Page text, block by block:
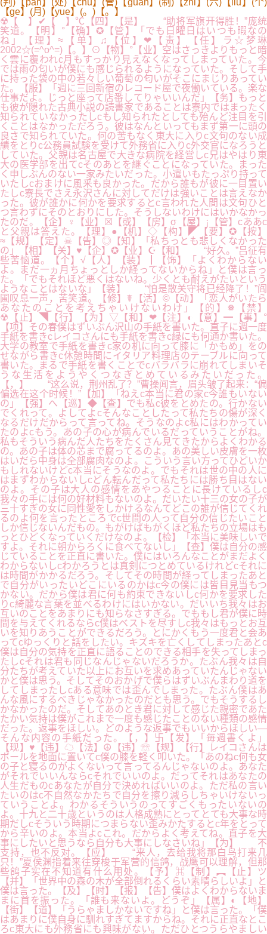
(判)【pan】(处)【chu】(管)【guan】(制)【zhi】(六)【liu】(个)
【ge】(月)【yue】(。)【。】
☢【 】✔【 】℃【四】【是】 “助将军旗开得胜！”庞统
笑道。【明】°【确】✪【管】「でも日曜日はいつも暇なの
ね」【理】≈【单】♫【位】❤【责】【任】ラ☆梦琳
2002☆(=^o^=)【。】⊙【物】°【业】空はさっきよりもっと暗
く雲に覆われc月もすっかり見えなくなってしまっていた。今
では雨の匂いが僕にも感じられるようになっていた。そして手
に持った袋の中の若々しい葡萄の匂いがそこにまじりあってい
た。【服】「週に三回新宿のレコード屋で夜働いている。楽な
仕事だよ。じっと座って店番してりゃいいんだ」【务】もっと
も彼が隠れた古典小説の読書家であることは寮内ではまったく
知られていなかったしcもし知られたとしても殆んど注目を引
くことはなかっただろう。彼はなんといってもまず第一に頭の
良さで知られていた。何の苦もなく東大に入りc文句のない成
績をとりc公務員試験を受けて外務省に入りc外交官になろうと
していた。父親は名古屋で大きな病院を経営しc兄はやはり東
大の医学部を出てcそのあとを継ぐことになっていた。まった
く申しぶんのない一家みたいだった。小遣いもたっぷり持って
いたしcおまけに風釆も良かった。だから誰もが彼に一目置い
たしc寮長でさえ永沢さんに対してだけは強いことは言えなか
った。彼が誰かに何かを要求するとc言われた人間は文句ひと
つ言わずにそのとおりにした。そうしないわけにはいかなかっ
たのだ。【企】♀【业】☒【或】【房】σ【屋】¡【管】cああc
と父親は答えた。【理】●【机】◇【构】◤【要】✪【按】
≈【规】【定】☠【告】◎【知】「私ちっとも悲しくなかった
の」【相】【关】♥【企】✪【业】☪【和】 “好久。”吕征有
些苦恼道。【个】√【人】【装】┃【饰】「よくわからない
よ。まだ一ヵ月ちょっとしか経ってないからね」と僕は言っ
た。「でもそれほど悪くはないね。少くとも耐えがたいという
ようなことはないな」【装】 “怕是散关守将已经降了！”阎
圃叹息一声，苦笑道。【修】☤【活】©【动】「恋人がいたら
あなたのことを考えちゃいけないわけ」【的】❅【禁】
☢【止】◥【行】【为】▽【和】❤【注】◐【意】━【事】°
【项】その春僕はずいぶん沢山の手紙を書いた。直子に週一度
手紙を書きcレイコさんにも手紙を書きc緑にも何通か書いた。
大学の教室で手紙を書きc家の机に向って膝に「かもめ」をの
せながら書きc休憩時間にイタリア料理店のテーブルに向って
書いた。まるで手紙を書くことでcバラバラに崩れてしまいそ
うな生活をようやくつなぎとめているみたいだった。
【，】 “这么说，荆州乱了？”曹操闻言，眉头皱了起来：“偏
偏选在这个时候！”【加】「ねえc本当に君の家c今誰もいない
の」【强】へ【巡】◆【查】でも私c彼をとめたの。行かない
でくれって。よしてよcそんなことしたって私たちの傷が深く
なるだけだからって言ってね。そうなのよc私にはわかってい
たのよcもう。あの子の心が病んでいるだっていうことがね。
私もそういう病んだ人たちをたくさん見てきたからよくわかる
の。あの子は体の芯まで腐ってるのよ。あの美しい皮膚を一枚
はいだら中身は全部腐肉なのよ。こういう言い方ってひどいか
もしれないけどc本当にそうなのよ。でもそれは世の中の人に
はまずわからないしcどん転んだって私たちには勝ち目はない
のよ。その子は大人の感情をあやつることに長けているしc
我々の手には何の好材料もないのよ。だいたい十三の女の子が
三十すぎの女に同性愛をしかけるなんてどこの誰が信じてくれ
るのよ何を言ったところでc世間の人って自分の信じたいこと
しか信じないんだもの。もがけばもがくほど私たちの立場はも
っとひどくなっていくだけなのよ。【检】「本当に美味しいで
すよ。それに朝からろくに食べてないし」【查】僕は自分の感
じていることを正直に書いた。僕にはいろんなことがまだよく
わからないしcわかろうとは真剣につとめているけれどcそれに
は時間がかかるだろう。そしてその時間が経ってしまったあと
で自分がいったいどこにいるのかはc今の僕には皆目見当もつ
かない。だから僕は君に何も約束できないしc何かを要求した
りc綺麗な言葉を並べるわけにはいかない。だいいち我々はお
互いのことをあまりにも知らなさすぎる。でももし君が僕に時
間を与えてくれるならc僕はベストを尽すしc我々はもっとお互
いを知りあうことができるだろう。とにかくもう一度君と会あ
ってcゆっくりと話をしたい。キズキを亡くしてしまったあとc
僕は自分の気持を正直に語ることのできる相手を失ってしまっ
たしcそれは君も同じなんじゃないだろうか。たぶん我々は自
分たちが考えていた以上にお互いを求めあっていたんじゃない
かと僕は思う。そしてそのおかげで僕らはずいぶんまわり道を
してしまったしcある意味では歪んでしまった。たぶん僕はあ
んな風にするべきじゃなかったのだとも思う。でもそうするし
かなかったのだ。そしてあのとき君に対して感じた親密であた
たかい気持は僕がこれまで一度も感じたことのない種類の感情
だった。返事をほしい。どのような返事でもいいからほしい―
そんな内容の手紙だった。【，】卐【发】「毎週書くよ」
【现】♥【违】☁【法】☮【违】☏【规】【行】レイコさんは
ボールを地面に置いてc僕の膝を軽く叩いた。「あのねc何も女
の子と寝るのがよくないって言ってるんじゃないのよ。あなた
がそれでいいんならcそれでいいのよ。だってそれはあなたの
人生だものcあなたが自分で決めればいいのよ。ただ私の言い
たいのはc不自然なかたちで自分を擦り減らしちゃいけないっ
ていうことよ。わかるそういうのってすごくもったいないの
よ。十九と二十歳というのは人格成熟にとってとても大事な時
期だしcそういう時期につまらない歪みかたするとc年をとって
から辛いのよ。本当よcこれ。だからよく考えてね。直子を大
事にしたいと思うなら自分も大事にしなさいね」【为】 不
支持，也不反对。【应】 “来人，去给我将那白鸟打来几
只！”夏侯渊指着来往穿梭于军营的信鸽，战鹰可以理解，但那
些鸽子实在不知道有什么用处。【予】⌘【制】︻【止】ツ
【并】「世界中の森の木が全部倒れるくらい素晴らしいよ」と
僕は言った。【及】【时】【报】【告】僕はよくわからないま
まに首を振った。「誰も来ないよ。どうぞ」【属】◐【地】
【街】【道】「うらゃましかないですね」と僕は言った。「僕
はあまりに僕自身に馴れすぎてますからね。それに正直なとこ
ろc東大にも外務省にも興味がない。ただひとつうらやましい